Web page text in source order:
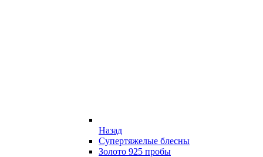
Назад
Супертяжелые блесны
Золото 925 пробы